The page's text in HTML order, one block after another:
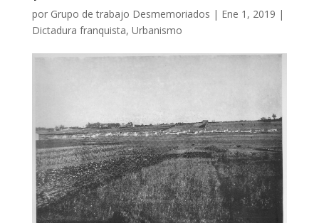
por Grupo de trabajo Desmemoriados | Ene 1, 2019 |
Dictadura franquista, Urbanismo